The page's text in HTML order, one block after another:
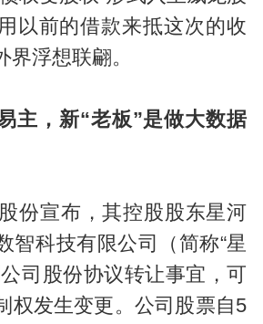
以前的借款来抵这次的收
界浮想联翩。
主，新“老板”是做大数据
份宣布，其控股股东星河
智科技有限公司（简称“星
司股份协议转让事宜，可
权发生变更。公司股票自5